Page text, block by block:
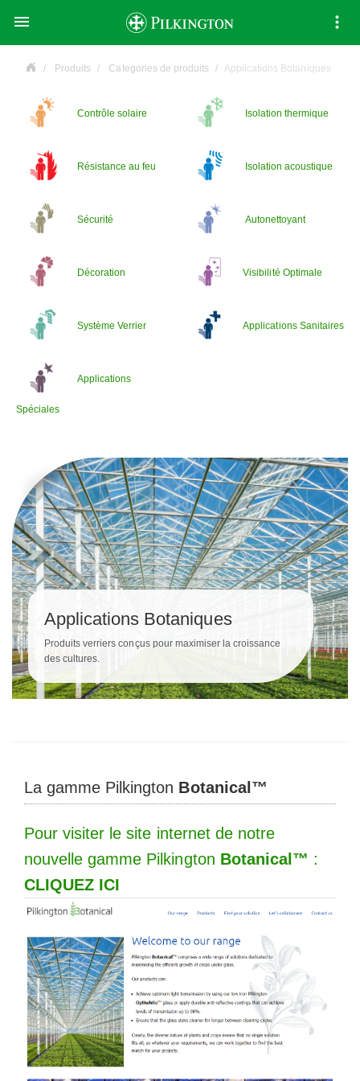

Produits Categories de produits Applications Botaniques
Contrôle solaire Isolation thermique
Résistance au feu Isolation acoustique
Sécurité Autonettoyant
Décoration Visibilité Optimale
Système Verrier Applications Sanitaires
Applications
Spéciales
Applications Botaniques
Produits verriers conçus pour maximiser la croissance
des cultures.
La gamme Pilkington Botanical™
Pour visiter le site internet de notre
nouvelle gamme Pilkington Botanical™ :
CLIQUEZ ICI